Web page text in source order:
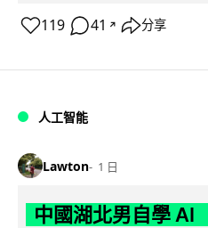
119 41 ↗ 分享
人工智能
Lawton 1 日
中國湖北男自學 AI